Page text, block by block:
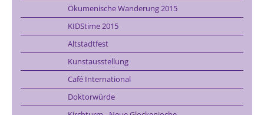
Ökumenische Wanderung 2015
KIDStime 2015
Altstadtfest
Kunstausstellung
Café International
Doktorwürde